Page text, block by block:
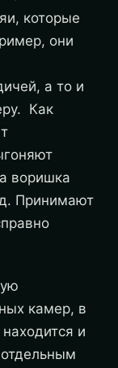
которые
они
а то и
Как
воришка
Принимают
камер, в
и